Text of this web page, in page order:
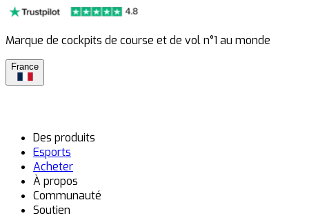
Marque de cockpits de course et de vol n°1 au monde
France
Des produits
Esports
Acheter
À propos
Communauté
Soutien